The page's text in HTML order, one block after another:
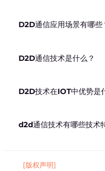
D2D通信应用场景有哪些
D2D通信技术是什么？
D2D技术在IOT中优势是
d2d通信技术有哪些技术
[版权声明]